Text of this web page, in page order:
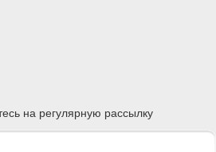
на регулярную рассылку